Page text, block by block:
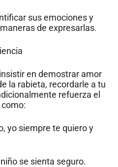
sus emociones y
de expresarlas.
en demostrar amor
la rabieta, recordarle a tu
refuerza el
yo siempre te quiero y
se sienta seguro.